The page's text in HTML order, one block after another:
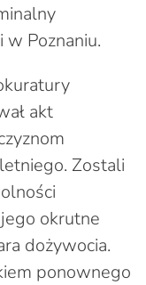
Poznaniu.
akt
Zostali
okrutne
dożywocia.
ponownego